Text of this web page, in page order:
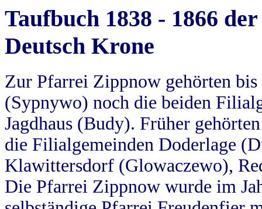
Taufbuch 1838 - 1866
Deutsch Krone
Zur Pfarrei Zippnow gehörten
(Sypnywo) noch die beiden
Jagdhaus (Budy). Früher
die Filialgemeinden Doderlage
Klawittersdorf (Glowaczewo),
Die Pfarrei Zippnow wurde im